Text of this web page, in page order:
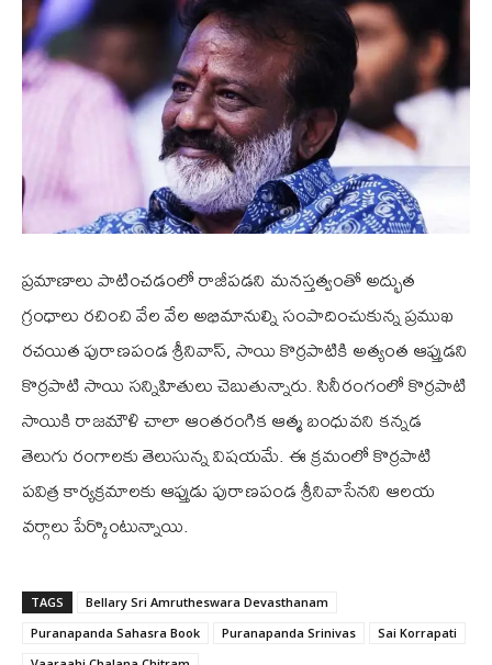
ప్రమాణాలు పాటించడంలో రాజీపడని మనస్తత్వంతో అద్భుత
గ్రంధాలు రచించి వేల వేల అభిమానుల్ని సంపాదించుకున్న ప్రముఖ
రచయిత పురాణపండ శ్రీనివాస్, సాయి కొర్రపాటికి అత్యంత ఆప్తుడని
కొర్రపాటి సాయి సన్నిహితులు చెబుతున్నారు. సినీరంగంలో కొర్రపాటి
సాయికి రాజమౌళి చాలా ఆంతరంగిక ఆత్మ బంధువని కన్నడ
తెలుగు రంగాలకు తెలుసున్న విషయమే. ఈ క్రమంలో కొర్రపాటి
పవిత్ర కార్యక్రమాలకు ఆప్తుడు పురాణపండ శ్రీనివాసేనని ఆలయ
వర్గాలు పేర్కొంటున్నాయి.
TAGS
Bellary Sri Amrutheswara Devasthanam
Puranapanda Sahasra Book
Puranapanda Srinivas
Sai Korrapati